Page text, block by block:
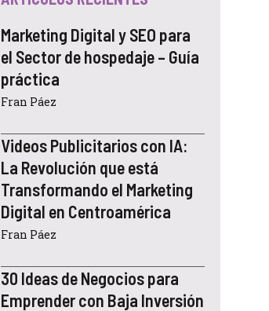
Marketing Digital y SEO para
el Sector de hospedaje – Guía
práctica
Fran Páez
Videos Publicitarios con IA:
La Revolución que está
Transformando el Marketing
Digital en Centroamérica
Fran Páez
30 Ideas de Negocios para
Emprender con Baja Inversión